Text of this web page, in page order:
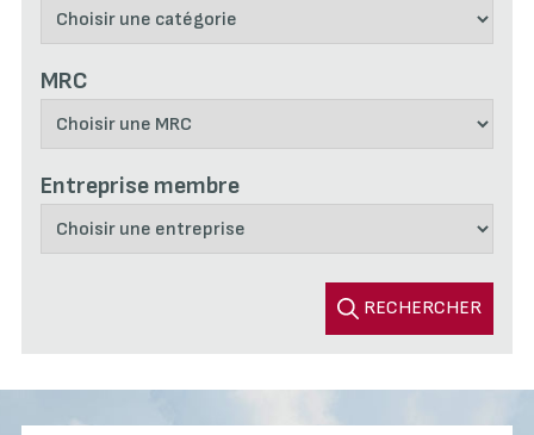
MRC
Entreprise membre
RECHERCHER